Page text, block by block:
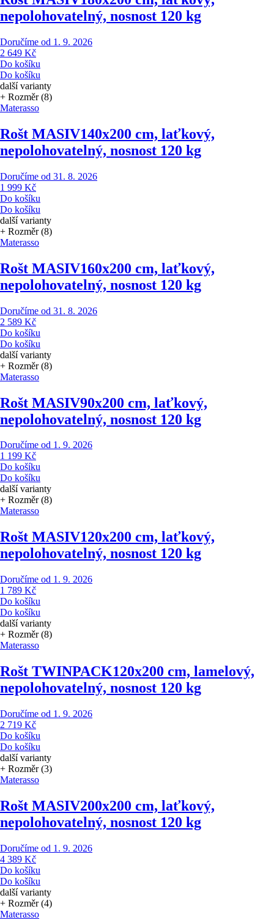
nepolohovatelný, nosnost 120 kg
Doručíme od 1. 9. 2026
2 649 Kč
Do košíku
Do košíku
další varianty
+ Rozměr (8)
Materasso
Rošt MASIV140x200 cm, laťkový,
nepolohovatelný, nosnost 120 kg
Doručíme od 31. 8. 2026
1 999 Kč
Do košíku
Do košíku
další varianty
+ Rozměr (8)
Materasso
Rošt MASIV160x200 cm, laťkový,
nepolohovatelný, nosnost 120 kg
Doručíme od 31. 8. 2026
2 589 Kč
Do košíku
Do košíku
další varianty
+ Rozměr (8)
Materasso
Rošt MASIV90x200 cm, laťkový,
nepolohovatelný, nosnost 120 kg
Doručíme od 1. 9. 2026
1 199 Kč
Do košíku
Do košíku
další varianty
+ Rozměr (8)
Materasso
Rošt MASIV120x200 cm, laťkový,
nepolohovatelný, nosnost 120 kg
Doručíme od 1. 9. 2026
1 789 Kč
Do košíku
Do košíku
další varianty
+ Rozměr (8)
Materasso
Rošt TWINPACK120x200 cm, lamelový,
nepolohovatelný, nosnost 120 kg
Doručíme od 1. 9. 2026
2 719 Kč
Do košíku
Do košíku
další varianty
+ Rozměr (3)
Materasso
Rošt MASIV200x200 cm, laťkový,
nepolohovatelný, nosnost 120 kg
Doručíme od 1. 9. 2026
4 389 Kč
Do košíku
Do košíku
další varianty
+ Rozměr (4)
Materasso